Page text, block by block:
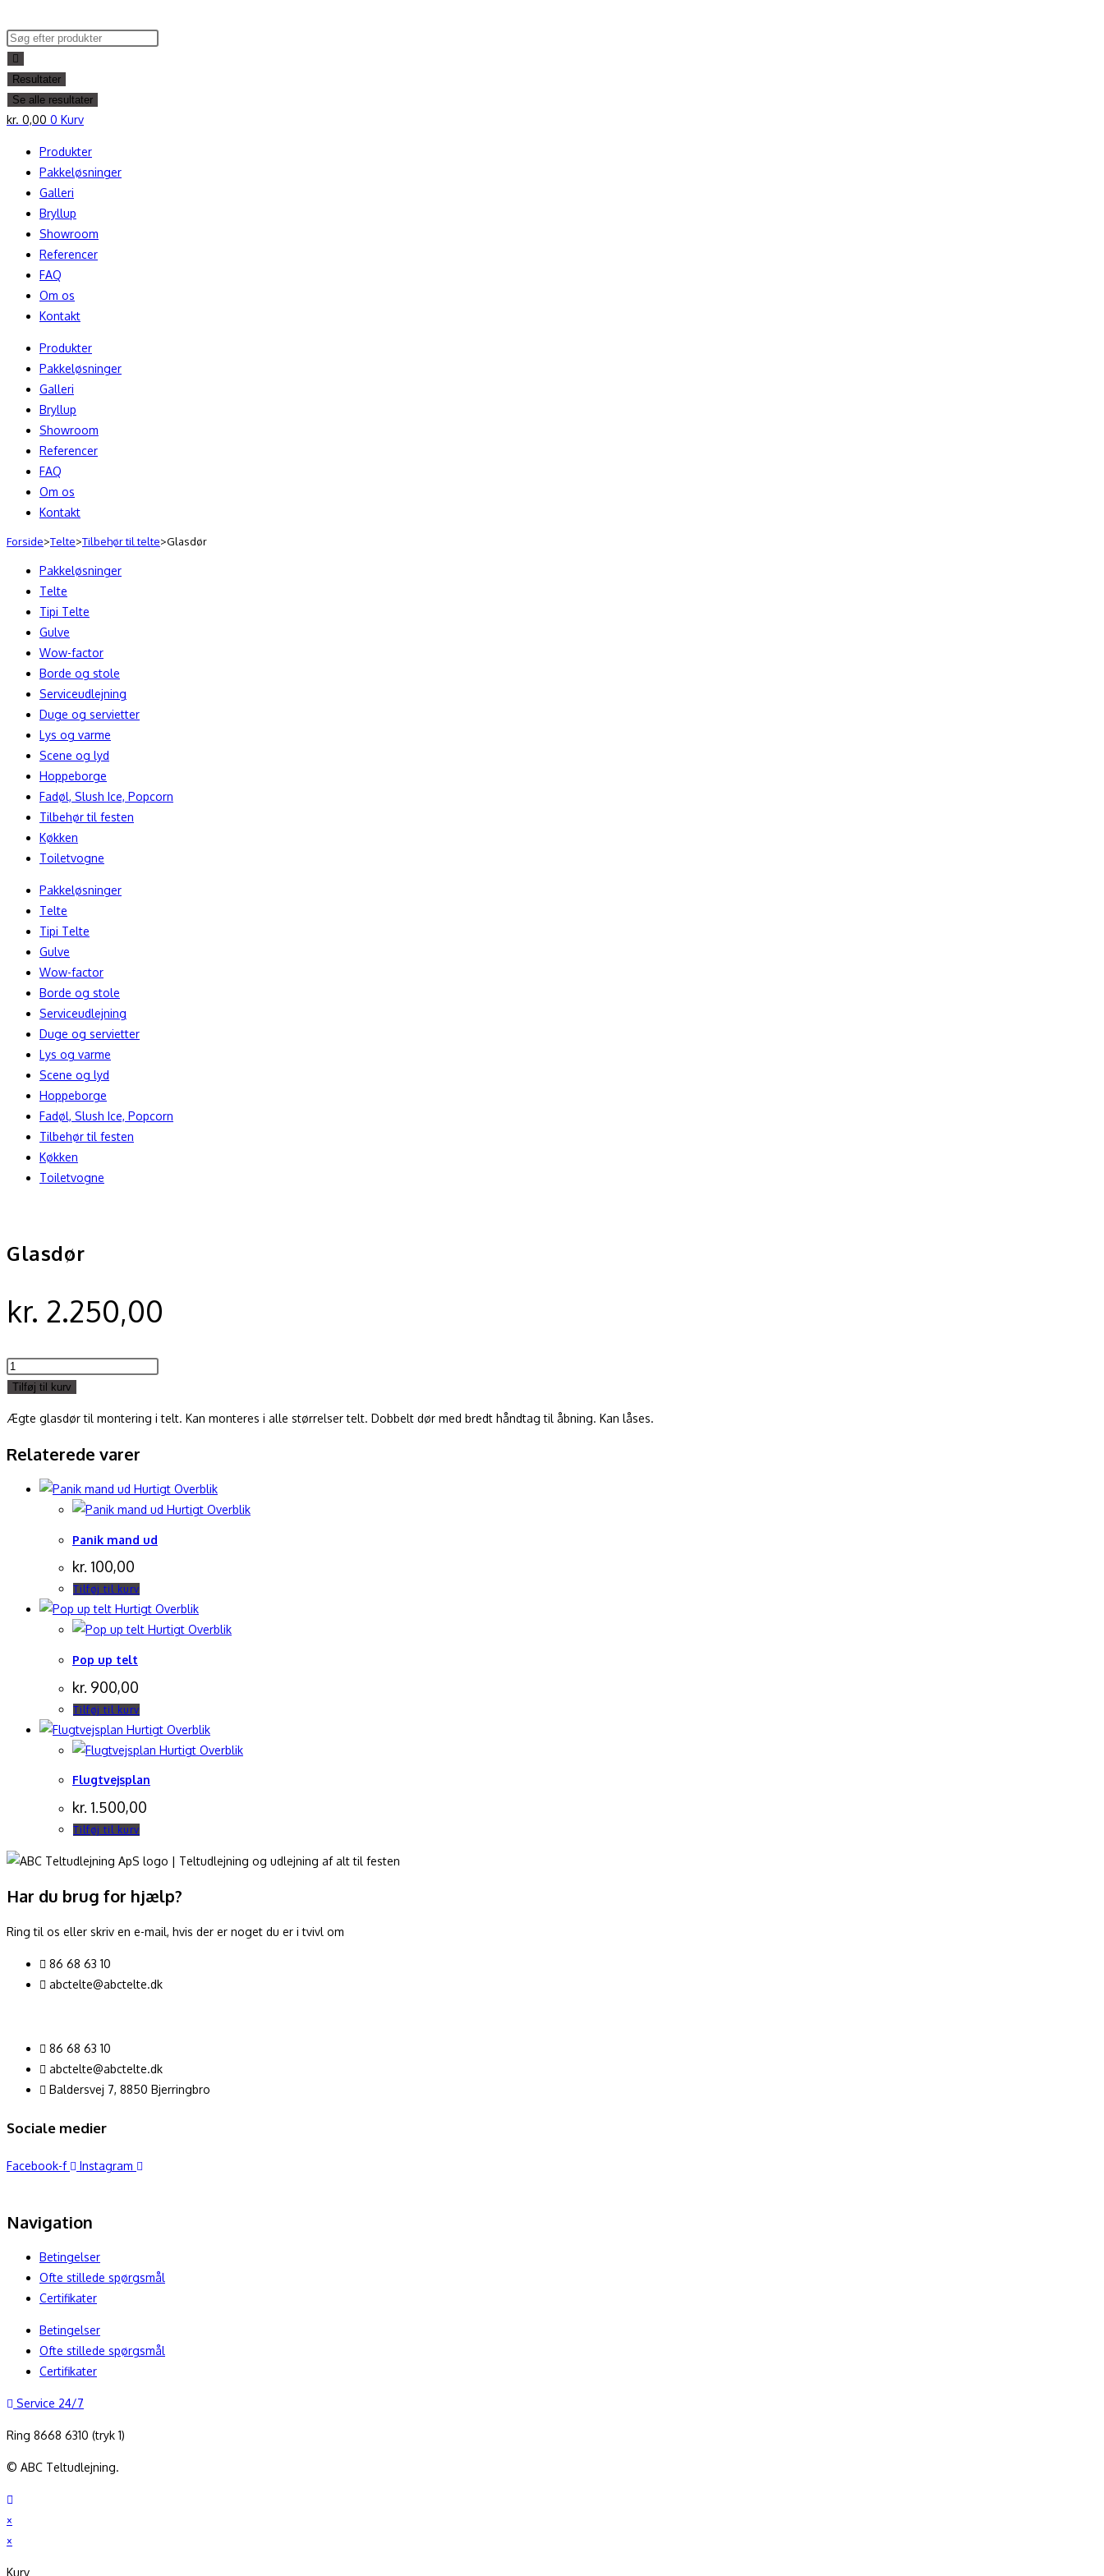
to
content
Search
...
Resultater
Se alle resultater
kr. 0,00 0 Kurv
Produkter
Pakkeløsninger
Galleri
Bryllup
Showroom
Referencer
FAQ
Om os
Kontakt
Produkter
Pakkeløsninger
Galleri
Bryllup
Showroom
Referencer
FAQ
Om os
Kontakt
Forside>Telte>Tilbehør til telte>Glasdør
Pakkeløsninger
Telte
Tipi Telte
Gulve
Wow-factor
Borde og stole
Serviceudlejning
Duge og servietter
Lys og varme
Scene og lyd
Hoppeborge
Fadøl, Slush Ice, Popcorn
Tilbehør til festen
Køkken
Toiletvogne
Pakkeløsninger
Telte
Tipi Telte
Gulve
Wow-factor
Borde og stole
Serviceudlejning
Duge og servietter
Lys og varme
Scene og lyd
Hoppeborge
Fadøl, Slush Ice, Popcorn
Tilbehør til festen
Køkken
Toiletvogne
Glasdør
kr. 2.250,00
Glasdør
antal
Tilføj til kurv
Ægte glasdør til montering i telt. Kan monteres i alle størrelser telt. Dobbelt dør med bredt håndtag til åbning. Kan låses.
Relaterede varer
Hurtigt Overblik
Hurtigt Overblik
Panik mand ud
kr. 100,00
Tilføj til kurv
Hurtigt Overblik
Hurtigt Overblik
Pop up telt
kr. 900,00
Tilføj til kurv
Hurtigt Overblik
Hurtigt Overblik
Flugtvejsplan
kr. 1.500,00
Tilføj til kurv
Har du brug for hjælp?
Ring til os eller skriv en e-mail, hvis der er noget du er i tvivl om
86 68 63 10
abctelte@abctelte.dk
86 68 63 10
abctelte@abctelte.dk
Baldersvej 7, 8850 Bjerringbro
Sociale medier
Facebook-f Instagram
Navigation
Betingelser
Ofte stillede spørgsmål
Certifikater
Betingelser
Ofte stillede spørgsmål
Certifikater
Service 24/7
Ring 8668 6310 (tryk 1)
© ABC Teltudlejning.
×
×
Kurv